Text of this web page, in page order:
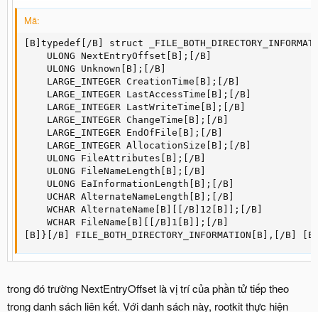
Mã:
[B]typedef[/B] struct
    ULONG NextEntryOffset[B];[/B]
    ULONG Unknown[B];[/B]
    LARGE_INTEGER CreationTime[B];[/B]
    LARGE_INTEGER LastAccessTime[B];[/B]
    LARGE_INTEGER LastWriteTime[B];[/B]
    LARGE_INTEGER ChangeTime[B];[/B]
    LARGE_INTEGER EndOfFile[B];[/B]
    LARGE_INTEGER AllocationSize[B];[/B]
    ULONG FileAttributes[B];[/B]
    ULONG FileNameLength[B];[/B]
    ULONG EaInformationLength[B];[/B]
    UCHAR AlternateNameLength[B];[/B]
    WCHAR AlternateName[B][[/B]12[B]];[/B]
    WCHAR FileName[B][[/B]1[B]];[/B]
[B]}[/B] FILE_BOTH_DIRECTORY_INFORMATION[B],[/B]
trong đó trường NextEntryOffset là vị trí của phần tử tiếp theo
trong danh sách liên kết. Với danh sách này, rootkit thực hiện